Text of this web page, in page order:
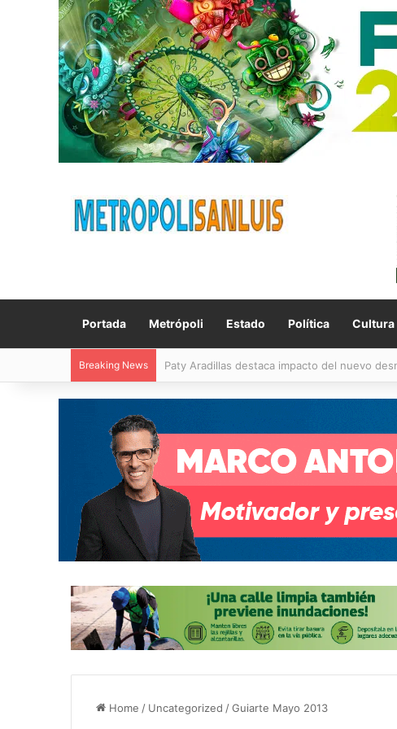
Portada Metrópoli Estado Política Cultura
Breaking News Villa de Pozos reporta reducción del 50 %
Home / Uncategorized /Guiarte Mayo 2013